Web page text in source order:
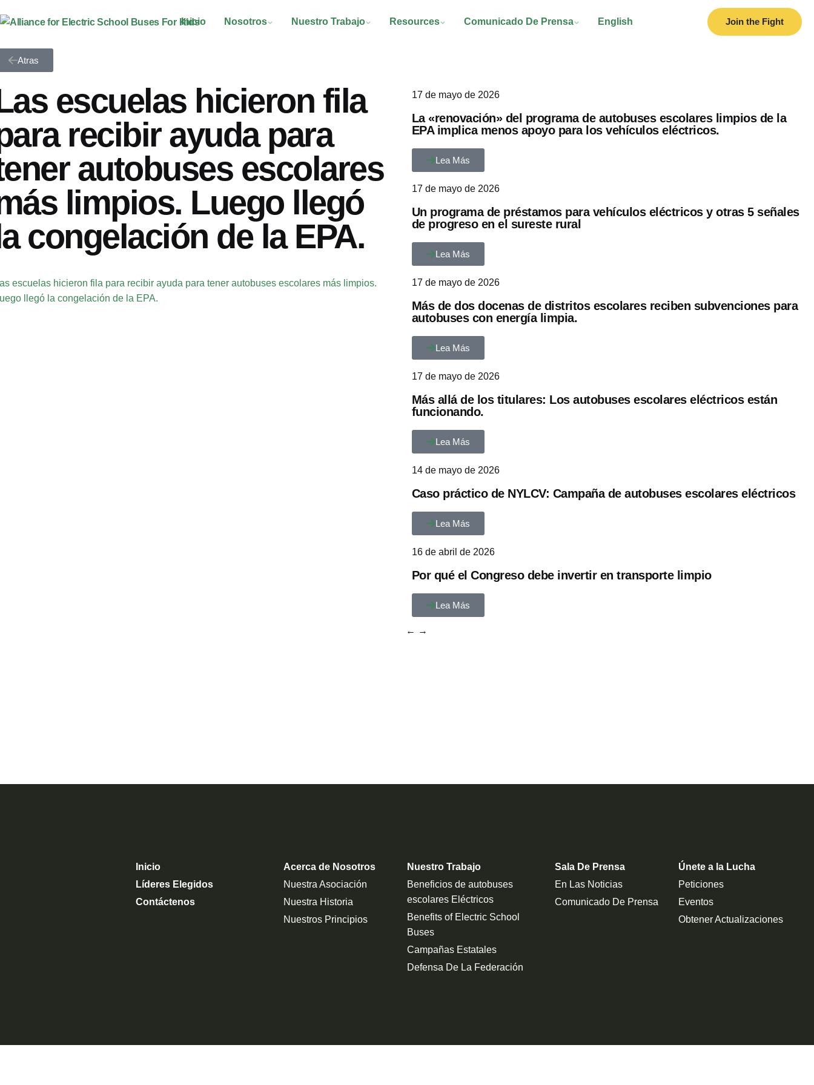
Inicio Nosotros Nuestro Trabajo Resources Comunicado De Prensa English Join the Fight
Atras
escuelas hicieron fila
recibir ayuda para
autobuses escolares
limpios. Luego llegó
congelación de la EPA.
escuelas hicieron fila para recibir ayuda para tener autobuses escolares más limpios.
llegó la congelación de la EPA.
17 de mayo de 2026
La «renovación» del programa de autobuses escolares limpios de la
EPA implica menos apoyo para los vehículos eléctricos.
Lea Más
17 de mayo de 2026
Un programa de préstamos para vehículos eléctricos y otras 5 señales
de progreso en el sureste rural
Lea Más
17 de mayo de 2026
Más de dos docenas de distritos escolares reciben subvenciones para
autobuses con energía limpia.
Lea Más
17 de mayo de 2026
Más allá de los titulares: Los autobuses escolares eléctricos están
funcionando.
Lea Más
14 de mayo de 2026
Caso práctico de NYLCV: Campaña de autobuses escolares eléctricos
Lea Más
16 de abril de 2026
Por qué el Congreso debe invertir en transporte limpio
Lea Más
← →
Inicio
Líderes Elegidos
Contáctenos
Acerca de Nosotros
Nuestra Asociación
Nuestra Historia
Nuestros Principios
Nuestro Trabajo
Beneficios de autobuses
escolares Eléctricos
Benefits of Electric School
Buses
Campañas Estatales
Defensa De La Federación
Sala De Prensa
En Las Noticias
Comunicado De Prensa
Únete a la Lucha
Peticiones
Eventos
Obtener Actualizaciones